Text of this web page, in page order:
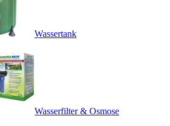
Wassertank
Wasserfilter & Osmose